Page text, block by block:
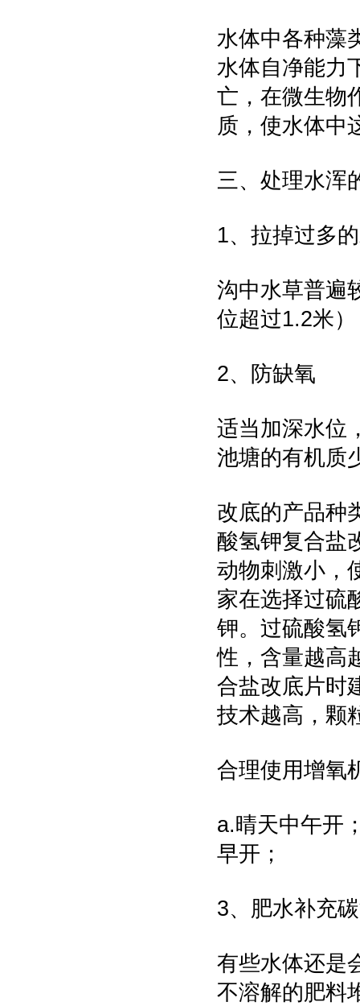
水体中各种藻
水体自净能力
亡，在微生物
质，使水体中
三、处理水浑
1、拉掉过多
沟中水草普遍
位超过1.2米
2、防缺氧
适当加深水位
池塘的有机质
改底的产品种
酸氢钾复合盐
动物刺激小，
家在选择过硫
钾。过硫酸氢
性，含量越高
合盐改底片时
技术越高，颗
合理使用增氧
a.晴天中午开
早开；
3、肥水补充
有些水体还是
不溶解的肥料